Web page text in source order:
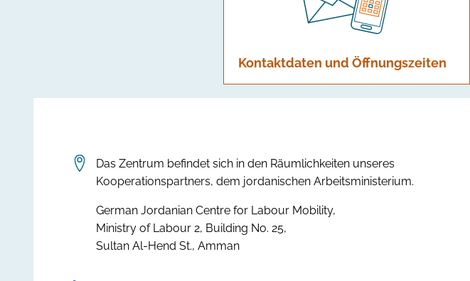
Kontaktdaten und Öffnungszeiten
Das Zentrum befindet sich in den Räumlichkeiten unseres
Kooperationspartners, dem jordanischen Arbeitsministerium.
German Jordanian Centre for Labour Mobility,
Ministry of Labour 2, Building No. 25,
Sultan Al-Hend St., Amman